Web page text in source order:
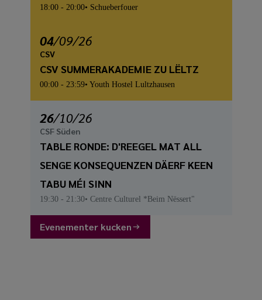
18:00 - 20:00 Schueberfouer
04/09/26
CSV
CSV SUMMERAKADEMIE ZU LËLTZ
00:00 - 23:59 Youth Hostel Lultzhausen
26/10/26
CSF Süden
TABLE RONDE: D'REEGEL MAT ALL
SENGE KONSEQUENZEN DÄERF KEEN
TABU MÉI SINN
19:30 - 21:30 Centre Culturel *Beim Nëssert"
Evenementer kucken